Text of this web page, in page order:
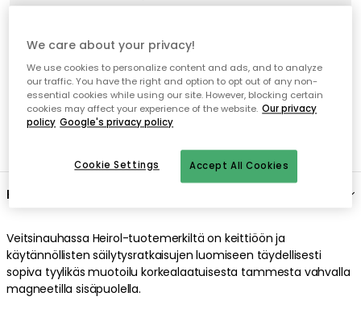
Avoin palautusoikeus 30 päivän ajan
Kuvaus
Veitsinauhassa Heirol-tuotemerkiltä on keittiöön ja
käytännöllisten säilytysratkaisujen luomiseen täydellisesti
sopiva tyylikäs muotoilu korkealaatuisesta tammesta vahvalla
magneetilla sisäpuolella.
We care about your privacy!
We use cookies to personalize content and ads, and to analyze
our traffic. You have the right and option to opt out of any non-
essential cookies while using our site. However, blocking certain
cookies may affect your experience of the website. Our privacy
policy Google's privacy policy
Accept All Cookies
Cookie Settings